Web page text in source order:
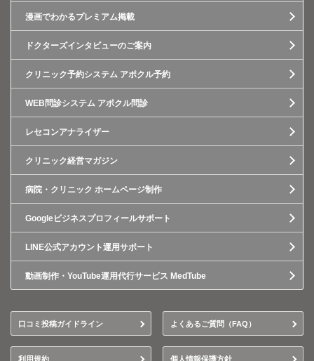
漫画でわかるプレミアム掲載
ドクターズインタビューのご案内
クリニック予約システム アポクル予約
WEB問診システム アポクル問診
レセコンアナライザー
クリニック経営マガジン
病院・クリニック ホームページ制作
Googleビジネスプロフィールサポート
LINE公式アカウント運用サポート
動画制作・YouTube運用代行サービス MedTube
口コミ投稿ガイドライン よくあるご質問（FAQ）
利用規約 個人情報保護方針